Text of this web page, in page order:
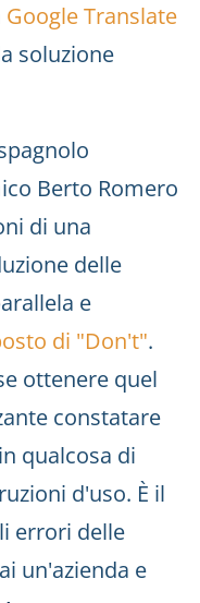
Google Translate
soluzione
Berto Romero
di una
delle
e
di "Don't".
ottenere quel
constatare
qualcosa di
d'uso. È il
errori delle
un'azienda e